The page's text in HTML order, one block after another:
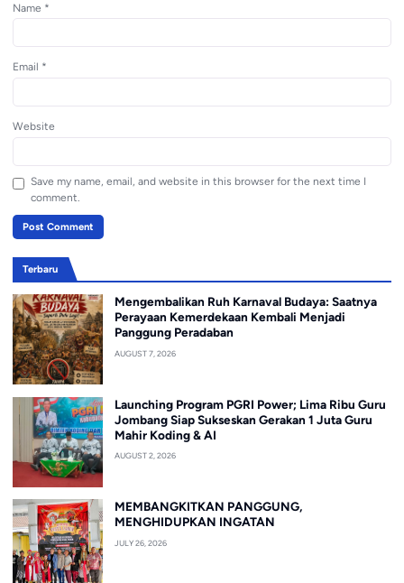
Name *
Email *
Website
Save my name, email, and website in this browser for the next time I
comment.
Terbaru
Mengembalikan Ruh Karnaval Budaya: Saatnya
Perayaan Kemerdekaan Kembali Menjadi
Panggung Peradaban
AUGUST 7, 2026
Launching Program PGRI Power; Lima Ribu Guru
Jombang Siap Sukseskan Gerakan 1 Juta Guru
Mahir Koding & AI
AUGUST 2, 2026
MEMBANGKITKAN PANGGUNG,
MENGHIDUPKAN INGATAN
JULY 26, 2026